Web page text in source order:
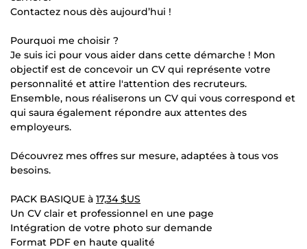
Contactez nous dès aujourd’hui !
Pourquoi me choisir ?
Je suis ici pour vous aider dans cette démarche ! Mon
objectif est de concevoir un CV qui représente votre
personnalité et attire l'attention des recruteurs.
Ensemble, nous réaliserons un CV qui vous correspond et
qui saura également répondre aux attentes des
employeurs.
Découvrez mes offres sur mesure, adaptées à tous vos
besoins.
PACK BASIQUE à 17,34 $US
Un CV clair et professionnel en une page
Intégration de votre photo sur demande
Format PDF en haute qualité